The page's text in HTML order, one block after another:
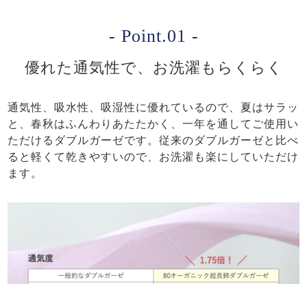
- Point.01 -
優れた通気性で、お洗濯もらくらく
通気性、吸水性、吸湿性に優れているので、夏はサラッ
と、春秋はふんわりあたたかく、一年を通してご使用い
ただけるダブルガーゼです。従来のダブルガーゼと比べ
ると軽くて乾きやすいので、お洗濯も楽にしていただけ
ます。